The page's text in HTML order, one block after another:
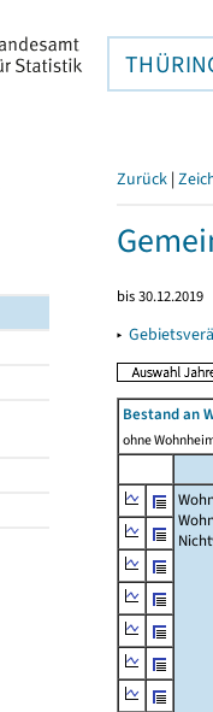
Zurück |
bis 30.12.2019
▸
Bestand an
ohne